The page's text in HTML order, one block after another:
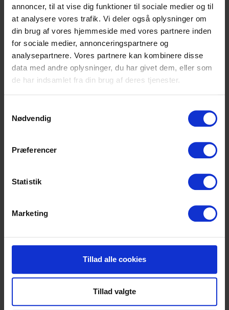
annoncer, til at vise dig funktioner til sociale medier og til
at analysere vores trafik. Vi deler også oplysninger om
din brug af vores hjemmeside med vores partnere inden
for sociale medier, annonceringspartnere og
analysepartnere. Vores partnere kan kombinere disse
data med andre oplysninger, du har givet dem, eller som
de har indsamlet fra din brug af deres tjenester.
Nødvendig
Præferencer
Statistik
Marketing
Tillad alle cookies
Tillad valgte
Ingen skal føle sig udelukket i julen.
Spred håb: Støt Frelsens Hærs
julehjælp
Giv Julehjælp
trængte
i 125 år. Bag hver julepakke
står et menneske, et hjem, en jul der blev mulig.
Gå på opdagelse i historierne om julehjælp